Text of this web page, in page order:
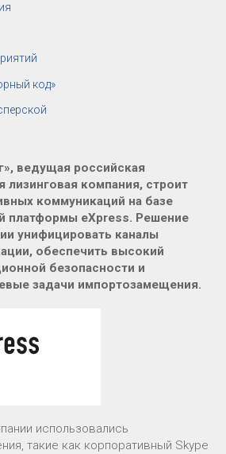
код»
ведущая российская
компания, строит
коммуникаций на базе
платформы eXpress. Решение
унифицировать каналы
обеспечить высокий
безопасности и
задачи импортозамещения.
использовались
такие как корпоративный Skype